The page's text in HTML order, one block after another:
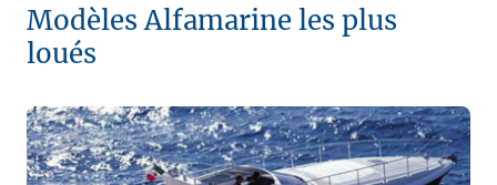
Modèles Alfamarine les plus
loués